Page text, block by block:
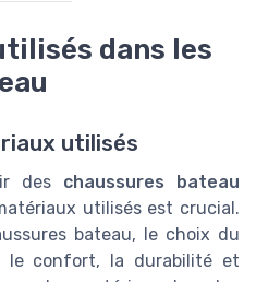
dans les
utilisés
des chaussures bateau
utilisés est crucial.
bateau, le choix du
le confort, la durabilité et